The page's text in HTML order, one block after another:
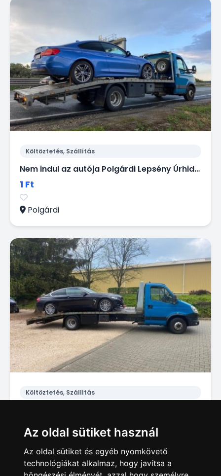
Az oldal sütiket használ
Az oldal sütiket és egyéb nyomkövető
technológiákat alkalmaz, hogy javítsa a
Költöztetés, Szállítás
Nem indul az autója Polgárdi Lepsény Úrhida környékén? Segítünk. 06 20 9188649.
1 Ft
Polgárdi
Költöztetés, Szállítás
1 Ft
Polgárdi